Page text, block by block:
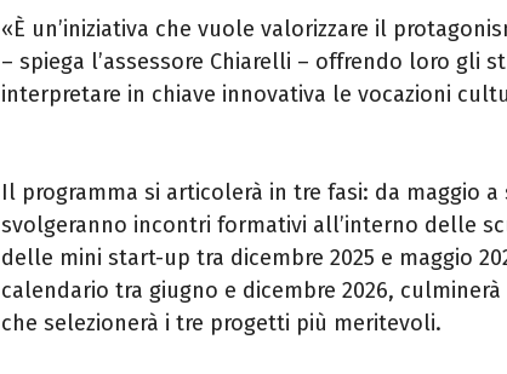
«È un’iniziativa che vuole valorizzare il
– spiega l’assessore Chiarelli – offrendo loro gli
interpretare in chiave innovativa le vocazioni
Il programma si articolerà in tre fasi: da maggio a
svolgeranno incontri formativi all’interno delle
delle mini start-up tra dicembre 2025 e maggio
calendario tra giugno e dicembre 2026,
che selezionerà i tre progetti più meritevoli.